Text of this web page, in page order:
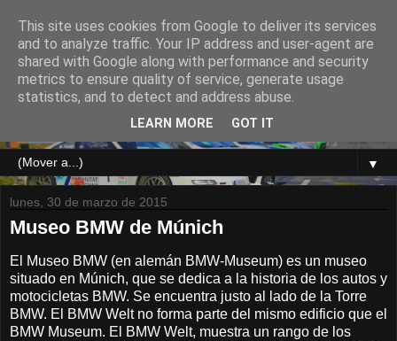
TE RECOMENDAMOS VER EN VERSION WEB
▼
lunes, 30 de marzo de 2015
Museo BMW de Múnich
El Museo BMW (en alemán BMW-Museum) es un museo
situado en Múnich, que se dedica a la historia de los autos y
motocicletas BMW. Se encuentra justo al lado de la Torre
BMW. El BMW Welt no forma parte del mismo edificio que el
BMW Museum. El BMW Welt, muestra un rango de los
This site uses cookies from Google to deliver its services
and to analyze traffic. Your IP address and user-agent are
shared with Google along with performance and security
metrics to ensure quality of service, generate usage
statistics, and to detect and address abuse.
LEARN MORE GOT IT